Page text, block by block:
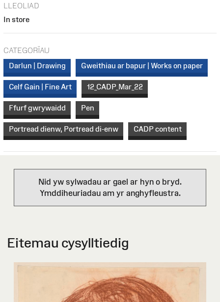
LLEOLIAD
In store
CATEGORÏAU
Darlun | Drawing
Gweithiau ar bapur | Works on paper
Celf Gain | Fine Art 12_CADP_Mar_22
Ffurf gwrywaidd Pen
Portread dienw, Portread di-enw CADP content
Nid yw sylwadau ar gael ar hyn o bryd.
Ymddiheuriadau am yr anghyfleustra.
Eitemau cysylltiedig